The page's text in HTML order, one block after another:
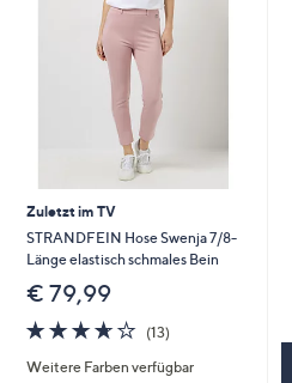
Zuletzt im TV
STRANDFEIN Hose Swenja 7/8-
Länge elastisch schmales Bein
€ 79,99
3.6
von
5
(13)
Weitere Farben verfügbar